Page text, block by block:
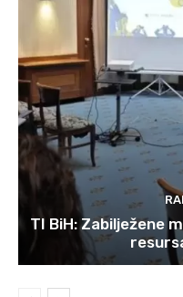
TI BiH: Zabilježene